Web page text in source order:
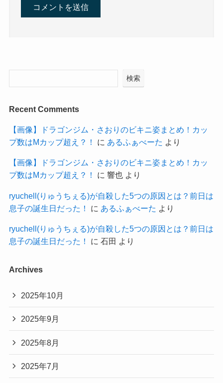
検索
Recent Comments
【画像】ドラゴンジム・さおりのビキニ姿まとめ！カッ
プ数はMカップ超え？！
に あるふぁべーた より
【画像】ドラゴンジム・さおりのビキニ姿まとめ！カッ
プ数はMカップ超え？！
に 響也より
ryuchell(りゅうちぇる)が自殺した5つの原因とは？前日は
息子の誕生日だった！
に あるふぁべーた より
ryuchell(りゅうちぇる)が自殺した5つの原因とは？前日は
息子の誕生日だった！
に 石田 より
Archives
2025年10月
2025年9月
2025年8月
2025年7月